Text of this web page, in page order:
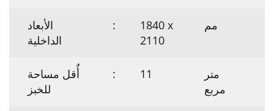
الأبعاد
الداخلية
:
1840 x
2110
مم
أٌقل مساحة
للخبز
: 11
متر
مربع